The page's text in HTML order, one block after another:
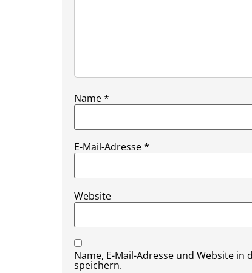
Name*
E-Mail-Adresse*
Website
Name, E-Mail-Adresse und Website
speichern.